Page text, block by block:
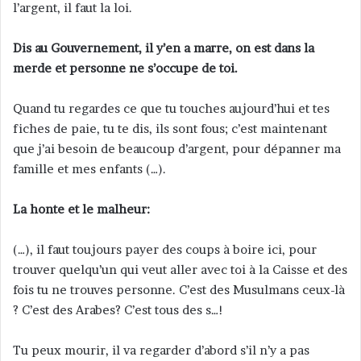
l’argent, il faut la loi.
Dis au Gouvernement, il y’en a marre, on est dans la
merde et personne ne s’occupe de toi.
Quand tu regardes ce que tu touches aujourd’hui et tes
fiches de paie, tu te dis, ils sont fous; c’est maintenant
que j’ai besoin de beaucoup d’argent, pour dépanner ma
famille et mes enfants (…).
La honte et le malheur:
(…), il faut toujours payer des coups à boire ici, pour
trouver quelqu’un qui veut aller avec toi à la Caisse et des
fois tu ne trouves personne. C’est des Musulmans ceux-là
? C’est des Arabes? C’est tous des s…!
Tu peux mourir, il va regarder d’abord s’il n’y a pas